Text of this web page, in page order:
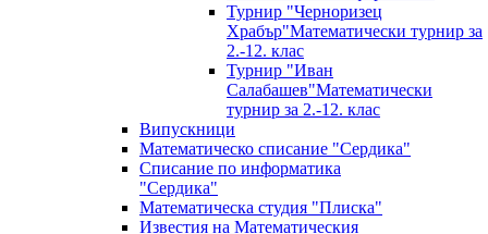
Турнир "Черноризец
Храбър"Математически турнир за
2.-12. клас
Турнир "Иван
Салабашев"Математически
турнир за 2.-12. клас
Випускници
Математическо списание "Сердика"
Списание по информатика
"Сердика"
Математическа студия "Плиска"
Известия на Математическия